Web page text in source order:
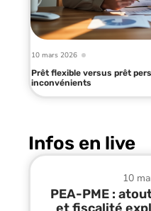
10 mars 2026
Prêt flexible versus prêt
inconvénients
Infos en live
10
PEA-PME :